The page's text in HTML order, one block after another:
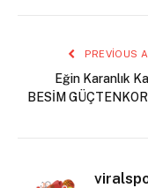
PREVIOUS
Eğin Karanlık
BESİM